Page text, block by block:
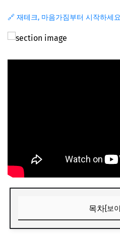
🔗 재테크, 마음가짐부터 시작하세요
목차[보